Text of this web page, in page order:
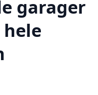
garager